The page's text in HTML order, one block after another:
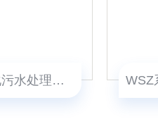
MBR系列一体化污水处理设备